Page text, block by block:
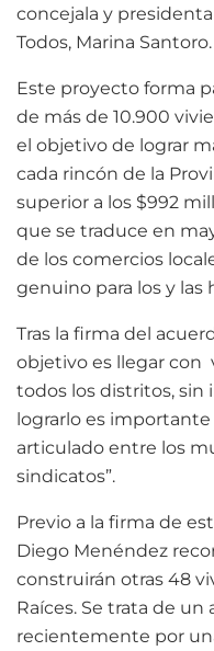
concejala y
Todos, Marina Santoro.
Este proyecto forma
de más de 10.900
el objetivo de lograr
cada rincón de la
superior a los $992
que se traduce en
de los comercios
genuino para los y
Tras la firma del
objetivo es llegar con
todos los distritos, sin
lograrlo es
articulado entre los
sindicatos”.
Previo a la firma de
Diego Menéndez
construirán otras 48
Raíces. Se trata de
recientemente por